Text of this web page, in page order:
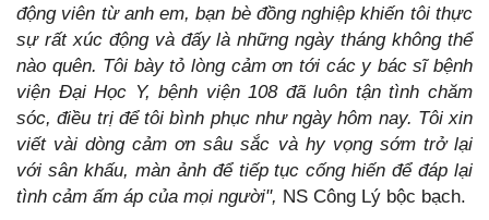
động viên từ anh em, bạn bè đồng nghiệp khiến tôi thực
sự rất xúc động và đấy là những ngày tháng không thể
nào quên. Tôi bày tỏ lòng cảm ơn tới các y bác sĩ bệnh
viện Đại Học Y, bệnh viện 108 đã luôn tận tình chăm
sóc, điều trị để tôi bình phục như ngày hôm nay. Tôi xin
viết vài dòng cảm ơn sâu sắc và hy vọng sớm trở lại
với sân khấu, màn ảnh để tiếp tục cống hiến để đáp lại
tình cảm ấm áp của mọi người", NS Công Lý bộc bạch.